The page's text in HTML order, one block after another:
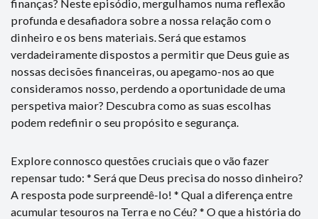
finanças? Neste episódio, mergulhamos numa reflexão
profunda e desafiadora sobre a nossa relação com o
dinheiro e os bens materiais. Será que estamos
verdadeiramente dispostos a permitir que Deus guie as
nossas decisões financeiras, ou apegamo-nos ao que
consideramos nosso, perdendo a oportunidade de uma
perspetiva maior? Descubra como as suas escolhas
podem redefinir o seu propósito e segurança.
Explore connosco questões cruciais que o vão fazer
repensar tudo: * Será que Deus precisa do nosso dinheiro?
A resposta pode surpreendê-lo! * Qual a diferença entre
acumular tesouros na Terra e no Céu? * O que a história do